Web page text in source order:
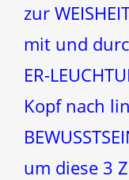
zur
mit und
ER-
Kopf nach
um diese 3